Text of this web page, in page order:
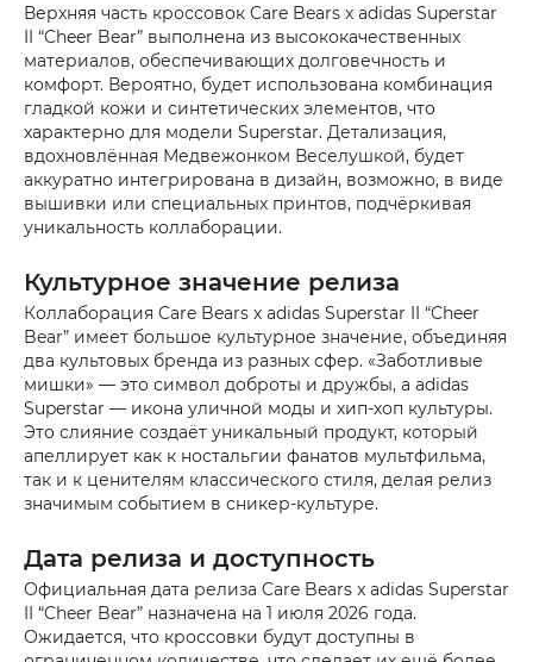
Верхняя часть кроссовок Care Bears x adidas Superstar
II “Cheer Bear” выполнена из высококачественных
материалов, обеспечивающих долговечность и
комфорт. Вероятно, будет использована комбинация
гладкой кожи и синтетических элементов, что
характерно для модели Superstar. Детализация,
вдохновлённая Медвежонком Веселушкой, будет
аккуратно интегрирована в дизайн, возможно, в виде
вышивки или специальных принтов, подчёркивая
уникальность коллаборации.
Культурное значение релиза
Коллаборация Care Bears x adidas Superstar II “Cheer
Bear” имеет большое культурное значение, объединяя
два культовых бренда из разных сфер. «Заботливые
мишки» — это символ доброты и дружбы, а adidas
Superstar — икона уличной моды и хип-хоп культуры.
Это слияние создаёт уникальный продукт, который
апеллирует как к ностальгии фанатов мультфильма,
так и к ценителям классического стиля, делая релиз
значимым событием в сникер-культуре.
Дата релиза и доступность
Официальная дата релиза Care Bears x adidas Superstar
II “Cheer Bear” назначена на 1 июля 2026 года.
Ожидается, что кроссовки будут доступны в